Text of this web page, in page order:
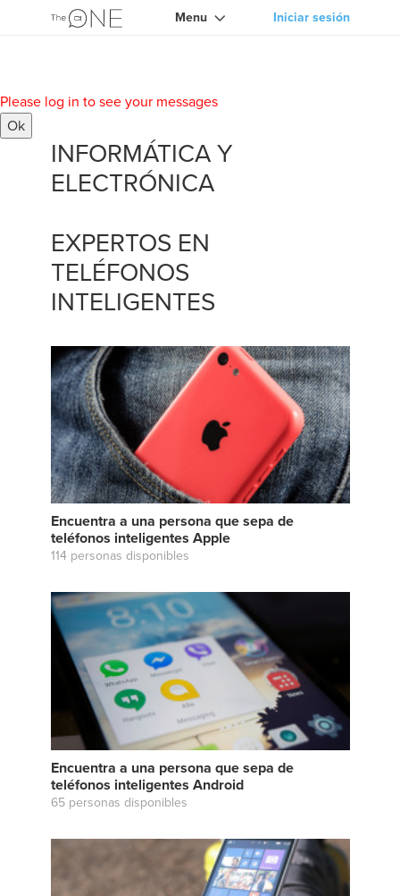
Menu Iniciar sesión
Please log in to see your messages
Ok
INFORMÁTICA Y
ELECTRÓNICA
EXPERTOS EN
TELÉFONOS
INTELIGENTES
Encuentra a una persona que sepa de
teléfonos inteligentes Apple
114 personas disponibles
Encuentra a una persona que sepa de
teléfonos inteligentes Android
65 personas disponibles